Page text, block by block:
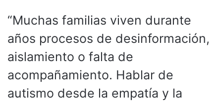
“Muchas familias viven durante
años procesos de desinformación,
aislamiento o falta de
acompañamiento. Hablar de
autismo desde la empatía y la